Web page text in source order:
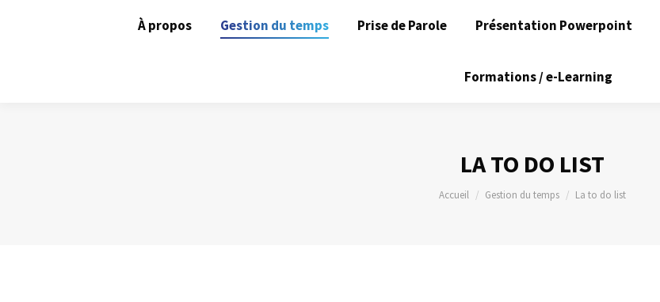
À propos Gestion du temps Prise de Parole Présentation Powerpoint
Formations / e-Learning
LA TO DO LIST
Vous êtes ici :
Accueil Gestion du temps La to do list